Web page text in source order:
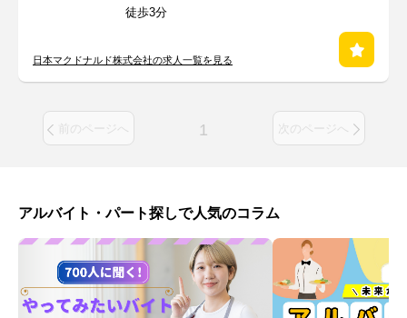
徒歩3分
日本マクドナルド株式会社の求人一覧を見る
前のページへ 1 次のページへ
アルバイト・パート探しで人気のコラム